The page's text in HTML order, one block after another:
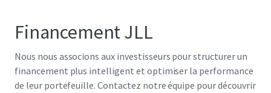
Financement JLL
Nous nous associons aux investisseurs pour structurer un
financement plus intelligent et optimiser la performance
de leur portefeuille. Contactez notre équipe pour découvrir